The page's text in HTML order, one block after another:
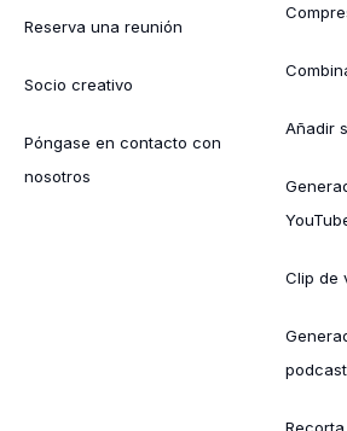
Reserva una reunión
Socio creativo
Póngase en contacto con
nosotros
Añadir
Clip de